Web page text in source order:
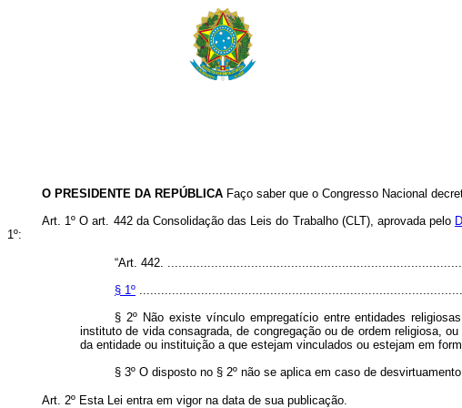
O PRESIDENTE DA REPÚBLICA Faço saber que o Congresso Nacional
Art. 1º O art. 442 da Consolidação das Leis do Trabalho (CLT), aprovada pelo
1º:
“Art. 442.
§ 1º
§ 2º Não existe vínculo empregatício entre entidades
instituto de vida consagrada, de congregação ou de ordem religiosa,
da entidade ou instituição a que estejam vinculados ou estejam em
§ 3º O disposto no § 2º não se aplica em caso de
Art. 2º Esta Lei entra em vigor na data de sua publicação.